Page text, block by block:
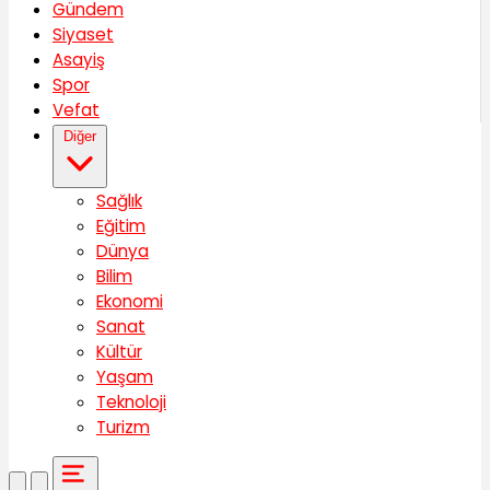
Gündem
Siyaset
Asayiş
Spor
Vefat
Diğer
Sağlık
Eğitim
Dünya
Bilim
Ekonomi
Sanat
Kültür
Yaşam
Teknoloji
Turizm